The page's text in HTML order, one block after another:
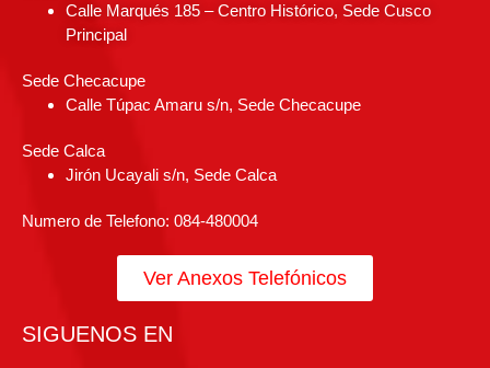
Calle Marqués 185 – Centro Histórico, Sede Cusco
Principal
Sede Checacupe
Calle Túpac Amaru s/n, Sede Checacupe
Sede Calca
Jirón Ucayali s/n, Sede Calca
Numero de Telefono: 084-480004
Ver Anexos Telefónicos
SIGUENOS EN